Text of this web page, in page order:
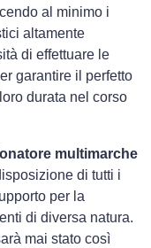
al minimo i
altamente
di effettuare le
garantire il perfetto
durata nel corso
multimarche
di tutti i
per la
di diversa natura.
mai stato così